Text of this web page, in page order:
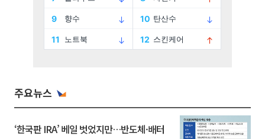
주요뉴스
‘한국판 IRA’ 베일 벗었지만…반도체·배터